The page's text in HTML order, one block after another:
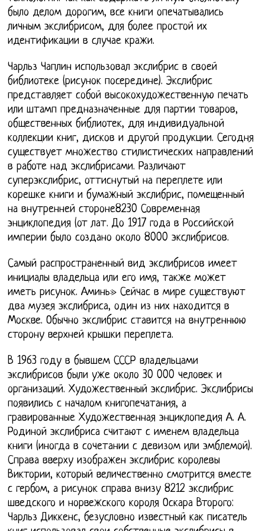
было делом дорогим, все книги опечатывались
личным экслибрисом, для более простой их
идентификации в случае кражи.
Чарльз Чаплин использовал экслибрис в своей
библиотеке (рисунок посередине). Экслибрис
представляет собой высокохудожественную печать
или штамп предназначенные для партии товаров,
общественных библиотек, для индивидуальной
коллекции книг, дисков и другой продукции. Сегодня
существует множество стилистических направлений
в работе над экслибрисами. Различают
суперэкслибрис, оттиснутый на переплете или
корешке книги и бумажный экслибрис, помещенный
на внутренней стороне8230 Современная
энциклопедия (от лат. До 1917 года в Российской
империи было создано около 8000 экслибрисов.
Самый распространенный вид экслибрисов имеет
инициалы владельца или его имя, также может
иметь рисунок. Аминь» Сейчас в мире существуют
два музея экслибриса, один из них находится в
Москве. Обычно экслибрис ставится на внутреннюю
сторону верхней крышки переплета.
В 1963 году в бывшем СССР владельцами
экслибрисов были уже около 30 000 человек и
организаций. Художественный экслибрис. Экслибрисы
появились с началом книгопечатания, а
гравированные Художественная энциклопедия А. А.
Родиной экслибриса считают с именем владельца
книги (иногда в сочетании с девизом или эмблемой).
Справа вверху изображен экслибрис королевы
Виктории, который величественно смотрится вместе
с гербом, а рисунок справа внизу 8212 экслибрис
шведского и норвежского короля Оскара Второго:
Чарльз Диккенс, безусловно известный как писатель